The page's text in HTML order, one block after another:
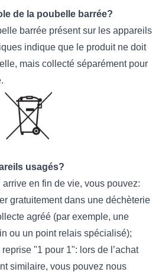
de la poubelle barrée?
barrée présent sur les appareils
indique que le produit ne doit
mais collecté séparément pour
usagés?
en fin de vie, vous pouvez:
gratuitement dans une déchèterie
agréé (par exemple, une
ou un point relais spécialisé);
"1 pour 1": lors de l’achat
similaire, vous pouvez nous